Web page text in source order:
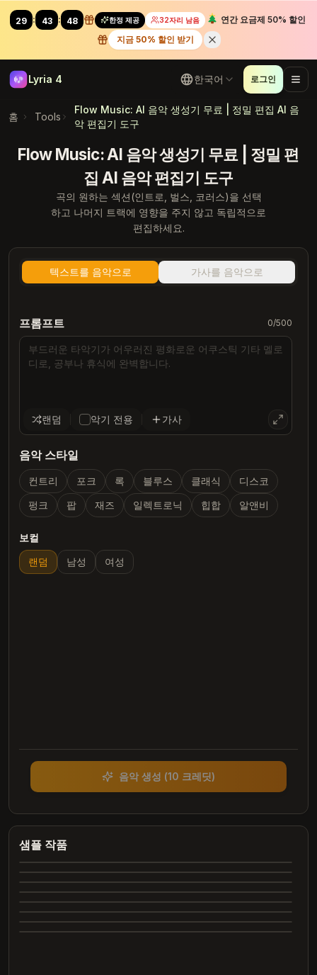
29 : 41 : 62 한정 제공 32자리 남음
연간 요금제 50% 할인
지금 50% 할인 받기
Lyria 4 한국어 로그인
홈 Tools
Flow Music: AI 음악 생성기 무료 | 정밀 편집 AI 음
악 편집기 도구
Flow Music: AI 음악 생성기 무료 | 정밀 편
집 AI 음악 편집기 도구
곡의 원하는 섹션(인트로, 벌스, 코러스)을 선택
하고 나머지 트랙에 영향을 주지 않고 독립적으로
편집하세요.
텍스트를 음악으로 가사를 음악으로
프롬프트 0/500
랜덤 악기 전용 가사
음악 스타일
컨트리 포크 록 블루스 클래식
디스코
펑크
팝 재즈 일렉트로닉 힙합 알앤비
보컬
랜덤
남성 여성
음악 생성 (10 크레딧)
샘플 작품
Heartbreak Souvenirs
4:12
3:42
Summer Dreams
3:28
Neon Nights
4:05
Echoes of Yesterday
4:00
Dance All Night
3:24
Whispering Trees
2:26
Marry Me
2:31